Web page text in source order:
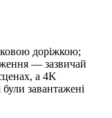
доріжкою;
— зазвичай
а 4K
завантажені